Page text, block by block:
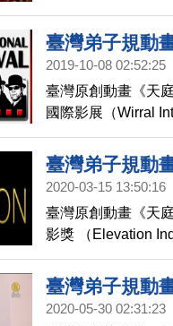
臺灣弟子規動
2019-10-08 02:52:25
臺灣原創動畫《天
國際影展（Wirral
臺灣弟子規動
2020-03-15 13:50:16
臺灣原創動畫《天
影獎 （Elevation
短片獎 」（The
臺灣弟子規動
人驚艷！
2020-05-30 02:31:23